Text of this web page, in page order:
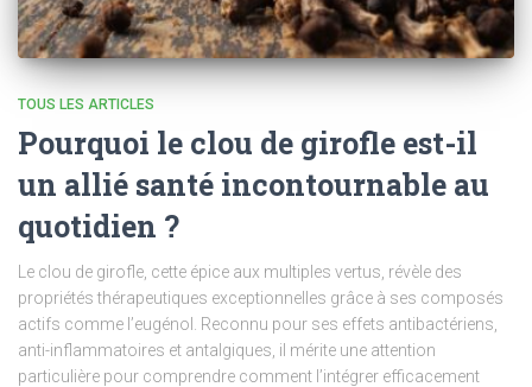
TOUS LES ARTICLES
Pourquoi le clou de girofle est-il
un allié santé incontournable au
quotidien ?
Le clou de girofle, cette épice aux multiples vertus, révèle des
propriétés thérapeutiques exceptionnelles grâce à ses composés
actifs comme l’eugénol. Reconnu pour ses effets antibactériens,
anti-inflammatoires et antalgiques, il mérite une attention
particulière pour comprendre comment l’intégrer efficacement